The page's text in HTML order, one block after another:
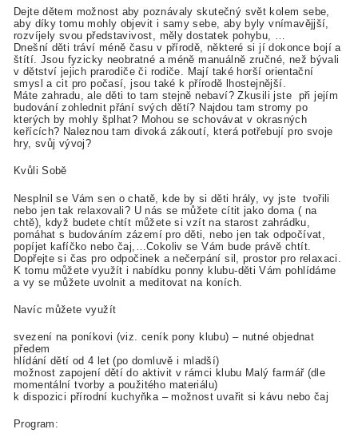
Dejte dětem možnost aby poznávaly skutečný svět kolem sebe,
aby díky tomu mohly objevit i samy sebe, aby byly vnímavějjší,
rozvíjely svou představivost, měly dostatek pohybu, …
Dnešní děti tráví méně času v přírodě, některé si jí dokonce bojí a
štítí. Jsou fyzicky neobratné a méně manuálně zručné, než bývali
v dětství jejich prarodiče či rodiče. Mají také horší orientační
smysl a cit pro počasí, jsou také k přírodě lhostejnější.
Máte zahradu, ale děti to tam stejně nebaví? Zkusili jste při jejím
budování zohlednit přání svých dětí? Najdou tam stromy po
kterých by mohly šplhat? Mohou se schovávat v okrasných
keřících? Naleznou tam divoká zákoutí, která potřebují pro svoje
hry, svůj vývoj?
Kvůli Sobě
Nesplnil se Vám sen o chatě, kde by si děti hrály, vy jste tvořili
nebo jen tak relaxovali? U nás se můžete cítit jako doma ( na
chtě), když budete chtít můžete si vzít na starost zahrádku,
pomáhat s budováním zázemí pro děti, nebo jen tak odpočívat,
popíjet kafíčko nebo čaj,…Cokoliv se Vám bude právě chtít.
Dopřejte si čas pro odpočinek a nečerpání sil, prostor pro relaxaci.
K tomu můžete využít i nabídku ponny klubu-děti Vám pohlídáme
a vy se můžete uvolnit a meditovat na koních.
Navíc můžete využít
svezení na poníkovi (viz. ceník pony klubu) – nutné objednat
předem
hlídání dětí od 4 let (po domluvě i mladší)
možnost zapojení dětí do aktivit v rámci klubu Malý farmář (dle
momentální tvorby a použitého materiálu)
k dispozici přírodní kuchyňka – možnost uvařit si kávu nebo čaj
Program: